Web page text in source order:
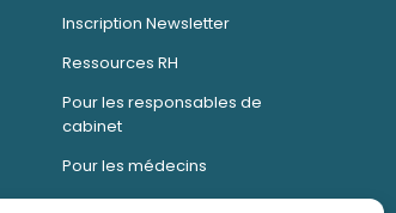
Inscription Newsletter
Ressources RH
Pour les responsables de
cabinet
Pour les médecins